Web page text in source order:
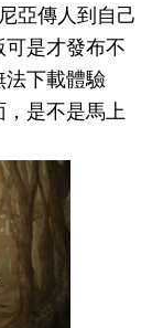
亞傳人到自己
是才發布不
法下載體驗
是不是馬上